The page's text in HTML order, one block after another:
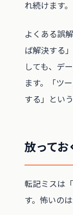
れ続けます。
よくある誤
ば解決する
しても、デ
ます。「ツ
する」とい
放ってお
転記ミスは
す。怖いの